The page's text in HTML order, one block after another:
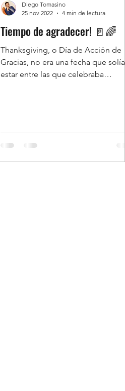
Tiempo de agradecer! 🚪🌈
Thanksgiving, o Día de Acción de
Gracias, no era una fecha que solía
estar entre las que celebraba
Diego Tomasino
25 nov 2022
4 min de lectura